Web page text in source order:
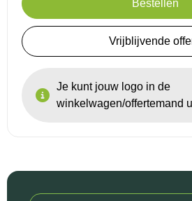
Bestellen
Vrijblijvende
Je kunt jouw logo in de
winkelwagen/offertemand